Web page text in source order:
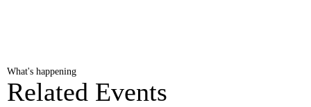
What's happening
Related Events